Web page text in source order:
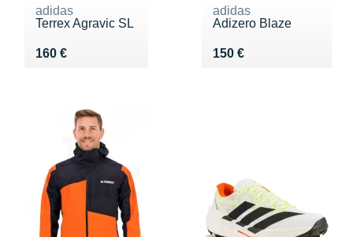
adidas
Terrex Agravic SL
160 €
Vendu 160 €
adidas
Adizero Blaze
150 €
Vendu 150 €